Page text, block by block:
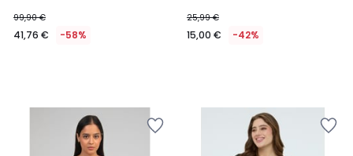
99,90 €
41,76 € -58%
25,99 €
15,00 € -42%